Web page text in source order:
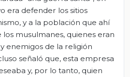
era defender los sitios
y a la población que ahí
los musulmanes, quienes eran
enemigos de la religión
señaló que, esta empresa
y, por lo tanto, quien